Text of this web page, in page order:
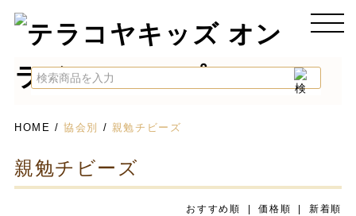
HOME /協会別 / 親勉チビーズ
親勉チビーズ
おすすめ順 |価格順 |新着順